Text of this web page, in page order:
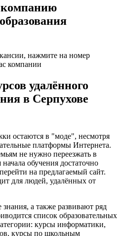
компанию
нажмите на номер
компании
удалённого
в Серпухове
остаются в "моде", несмотря
платформы Интернета.
не нужно переезжать в
обучения достаточно
на предлагаемый сайт.
для людей, удалённых от
а также развивают ряд
список образовательных
курсы информатики,
курсы по школьным